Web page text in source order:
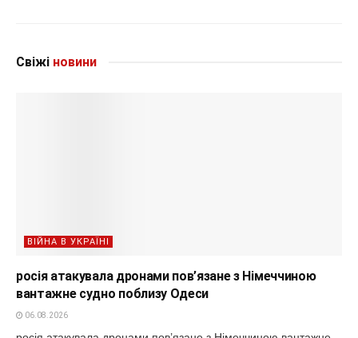
Свіжі новини
ВІЙНА В УКРАЇНІ
росія атакувала дронами пов’язане з Німеччиною
вантажне судно поблизу Одеси
06.08.2026